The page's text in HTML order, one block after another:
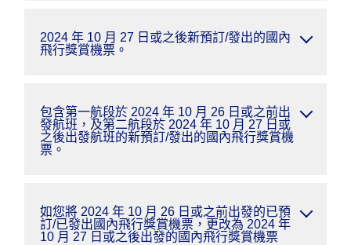
2024 年 10 月 27 日或之後新預訂/發出的國內
飛行獎賞機票。
包含第一航段於 2024 年 10 月 26 日或之前出
發航班，及第二航段於 2024 年 10 月 27 日或
之後出發航班的新預訂/發出的國內飛行獎賞機
票。
如您將 2024 年 10 月 26 日或之前出發的已預
訂/已發出國內飛行獎賞機票，更改為 2024 年
10 月 27 日或之後出發的國內飛行獎賞機票